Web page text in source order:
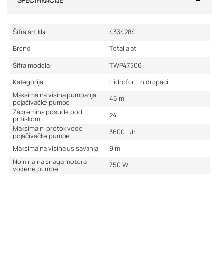
Šifra artikla
4334284
Brend
Total alati
Šifra modela
TWP47506
Kategorija
Hidrofori i hidropaci
Maksimalna visina pumpanja
pojačivačke pumpe
45 m
Zapremina posude pod
pritiskom
24 L
Maksimalni protok vode
pojačivačke pumpe
3600 L/h
Maksimalna visina usisavanja
9 m
Nominalna snaga motora
vodene pumpe
750 W